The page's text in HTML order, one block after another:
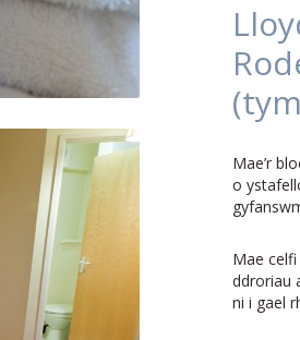
Mae’r
o
Mae
ddroriau
ni i gael